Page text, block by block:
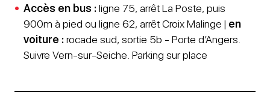
Accès en bus :ligne 75, arrêt La Poste, puis
900m à pied ou ligne 62, arrêt Croix Malinge | en
voiture :rocade sud, sortie 5b - Porte d’Angers.
Suivre Vern-sur-Seiche. Parking sur place